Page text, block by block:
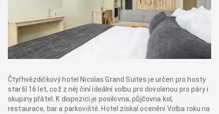
Čtyřhvězdičkový hotel Nicolas Grand Suites je určen pro hosty
starší 16 let, což z něj činí ideální volbu pro dovolenou pro páry i
skupiny přátel. K dispozici je posilovna, půjčovna kol,
restaurace, bar a parkoviště. Hotel získal ocenění Volba roku na